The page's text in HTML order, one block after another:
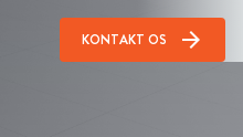
KONTAKT OS arrow_forward